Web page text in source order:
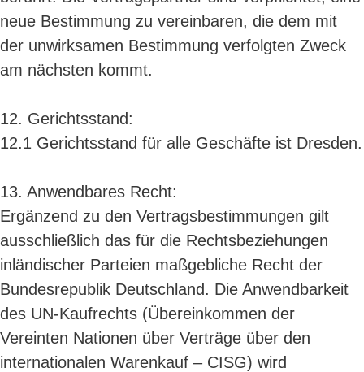
neue Bestimmung zu vereinbaren, die dem mit
der unwirksamen Bestimmung verfolgten Zweck
am nächsten kommt.
12. Gerichtsstand:
12.1 Gerichtsstand für alle Geschäfte ist Dresden.
13. Anwendbares Recht:
Ergänzend zu den Vertragsbestimmungen gilt
ausschließlich das für die Rechtsbeziehungen
inländischer Parteien maßgebliche Recht der
Bundesrepublik Deutschland. Die Anwendbarkeit
des UN-Kaufrechts (Übereinkommen der
Vereinten Nationen über Verträge über den
internationalen Warenkauf – CISG) wird